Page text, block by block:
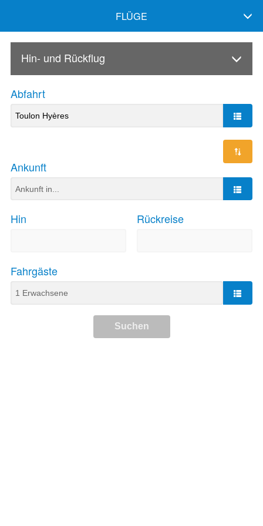
FLÜGE
Hin- und Rückflug
Abfahrt
Ankunft
Hin Rückreise
Fahrgäste
Suchen